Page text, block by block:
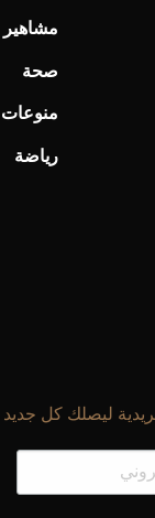
مشاهير
صحة
منوعات
رياضة
ليصلك كل جديد